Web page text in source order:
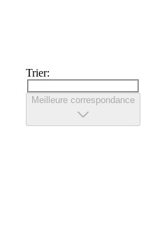
Trier:
Meilleure correspondance